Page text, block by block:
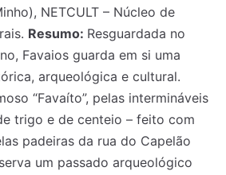
NETCULT – Núcleo de
Resumo: Resguardada no
Favaios guarda em si uma
arqueológica e cultural.
“Favaíto”, pelas intermináveis
trigo e de centeio – feito com
padeiras da rua do Capelão
um passado arqueológico